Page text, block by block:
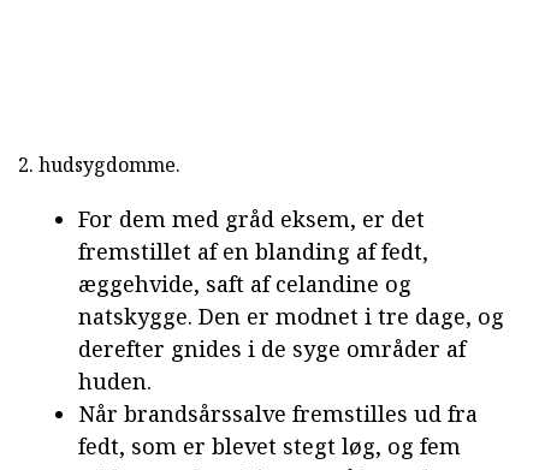
2. hudsygdomme.
For dem med gråd eksem, er det
fremstillet af en blanding af fedt,
æggehvide, saft af celandine og
natskygge. Den er modnet i tre dage, og
derefter gnides i de syge områder af
huden.
Når brandsårssalve fremstilles ud fra
fedt, som er blevet stegt løg, og fem